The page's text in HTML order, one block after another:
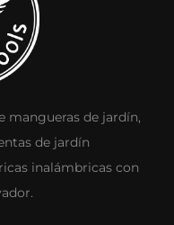
mangueras de jardín,
de jardín
inalámbricas con